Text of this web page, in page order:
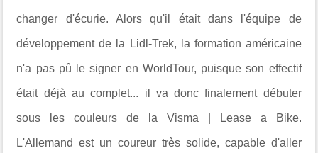
changer d'écurie. Alors qu'il était dans l'équipe de
développement de la Lidl-Trek, la formation américaine
n'a pas pû le signer en WorldTour, puisque son effectif
était déjà au complet... il va donc finalement débuter
sous les couleurs de la Visma | Lease a Bike.
L'Allemand est un coureur très solide, capable d'aller